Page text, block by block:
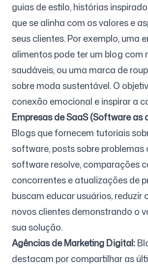
guias de estilo, histórias
que se alinha com os valores e
seus clientes. Por exemplo, uma
alimentos pode ter um blog com
saudáveis, ou uma marca de
sobre moda sustentável. O
conexão emocional e inspirar a
Empresas de SaaS (Software as
Blogs que fornecem tutoriais
software, posts sobre problemas
software resolve, comparações
concorrentes e atualizações de
buscam educar usuários, reduzir
novos clientes demonstrando o
sua solução.
Agências de Marketing Digital:
destacam por compartilhar as